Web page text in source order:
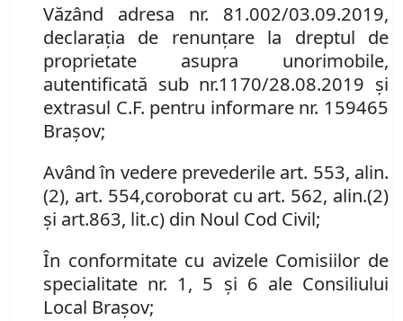
Văzând adresa nr. 81.002/03.09.2019,
declaraţia de renunţare la dreptul de
proprietate asupra unorimobile,
autentificată sub nr.1170/28.08.2019 și
extrasul C.F. pentru informare nr. 159465
Brașov;
Având în vedere prevederile art. 553, alin.
(2), art. 554,coroborat cu art. 562, alin.(2)
și art.863, lit.c) din Noul Cod Civil;
În conformitate cu avizele Comisiilor de
specialitate nr. 1, 5 și 6 ale Consiliului
Local Brașov;